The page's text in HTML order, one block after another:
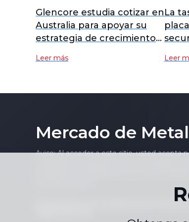
Glencore estudia cotizar en
Australia para apoyar su
estrategia de crecimiento
Leer más
La
Leer
Mercado de
Aviso: Al acceder a este sitio, usted acepta